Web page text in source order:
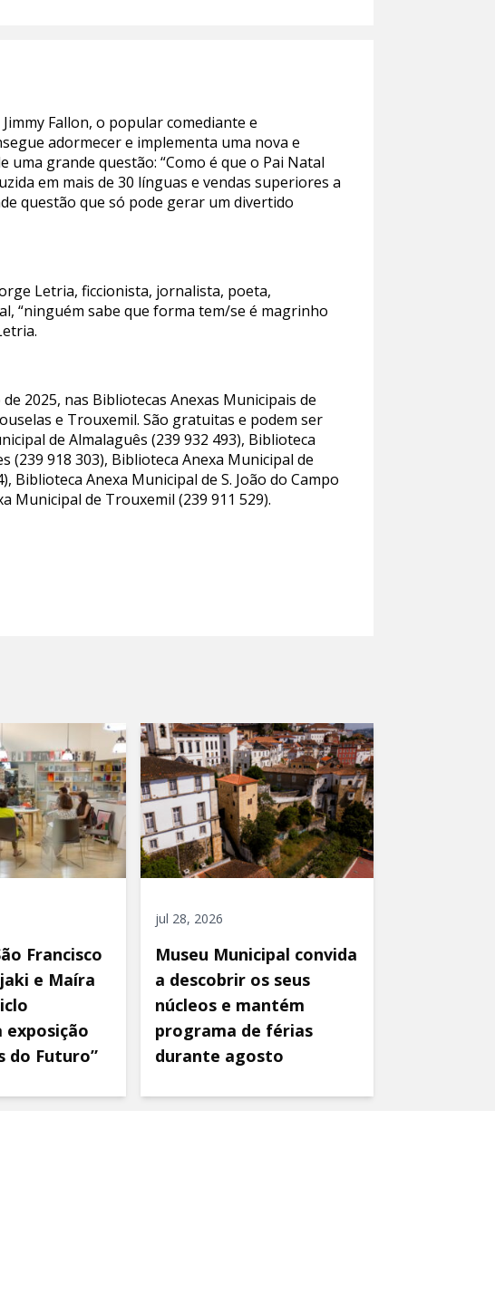
Fallon, o popular comediante e
adormecer e implementa uma nova e
grande questão: “Como é que o Pai Natal
em mais de 30 línguas e vendas superiores a
questão que só pode gerar um divertido
Letria, ficcionista, jornalista, poeta,
“ninguém sabe que forma tem/se é magrinho
2025, nas Bibliotecas Anexas Municipais de
e Trouxemil. São gratuitas e podem ser
de Almalaguês (239 932 493), Biblioteca
(239 918 303), Biblioteca Anexa Municipal de
Biblioteca Anexa Municipal de S. João do Campo
Municipal de Trouxemil (239 911 529).
Francisco
e Maíra
exposição
do Futuro”
jul 28, 2026
Museu Municipal convida
a descobrir os seus
núcleos e mantém
programa de férias
durante agosto